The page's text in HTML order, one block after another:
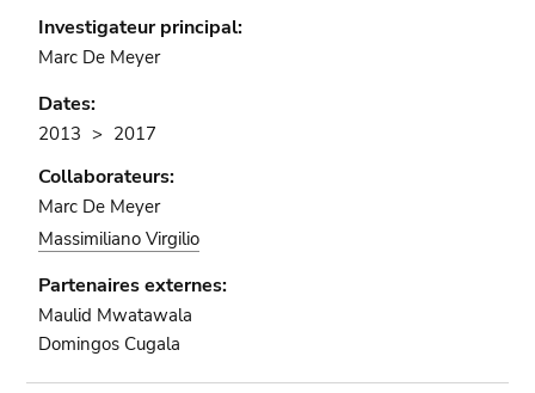
Investigateur principal:
Marc De Meyer
Dates:
2013 2017
Collaborateurs:
Marc De Meyer
Massimiliano Virgilio
Partenaires externes:
Maulid Mwatawala
Domingos Cugala